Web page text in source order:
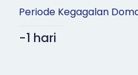
Periode Kegagalan
-1 hari